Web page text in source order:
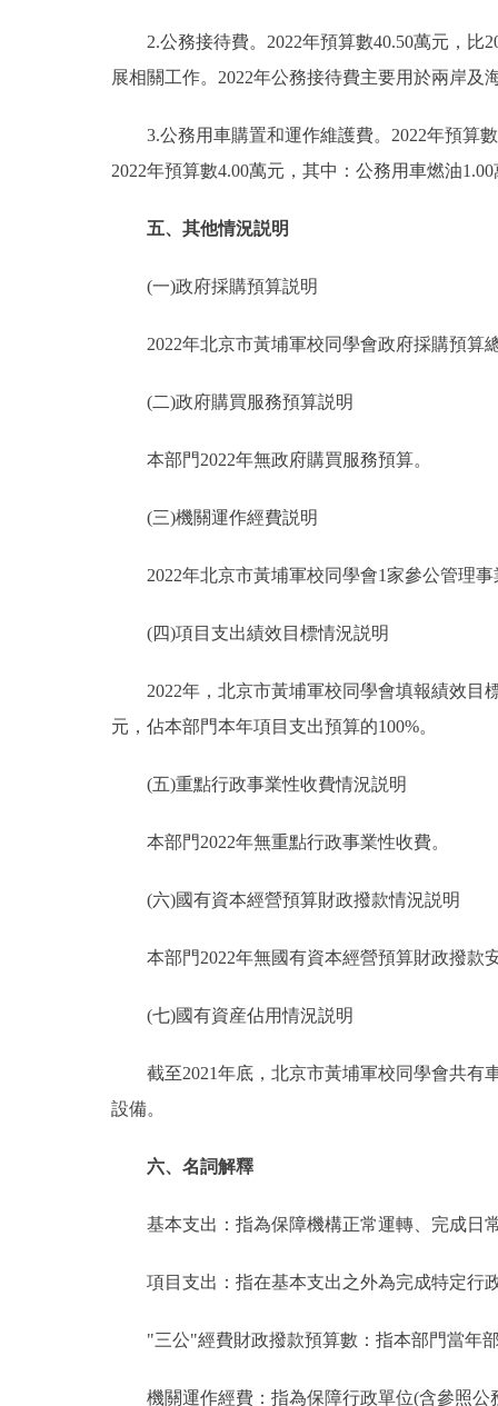
2.公務接待費。2022年預算數40.50萬元，比
展相關工作。2022年公務接待費主要用於兩岸及
3.公務用車購置和運作維護費。2022年預算數
2022年預算數4.00萬元，其中：公務用車燃油
五、其他情況説明
(一)政府採購預算説明
2022年北京市黃埔軍校同學會政府採購預算總
(二)政府購買服務預算説明
本部門2022年無政府購買服務預算。
(三)機關運作經費説明
2022年北京市黃埔軍校同學會1家參公管理事
(四)項目支出績效目標情況説明
2022年，北京市黃埔軍校同學會填報績效目標
元，佔本部門本年項目支出預算的100%。
(五)重點行政事業性收費情況説明
本部門2022年無重點行政事業性收費。
(六)國有資本經營預算財政撥款情況説明
本部門2022年無國有資本經營預算財政撥款
(七)國有資産佔用情況説明
截至2021年底，北京市黃埔軍校同學會共有車
設備。
六、名詞解釋
基本支出：指為保障機構正常運轉、完成日
項目支出：指在基本支出之外為完成特定行
"三公"經費財政撥款預算數：指本部門當年部
機關運作經費：指為保障行政單位(含參照公